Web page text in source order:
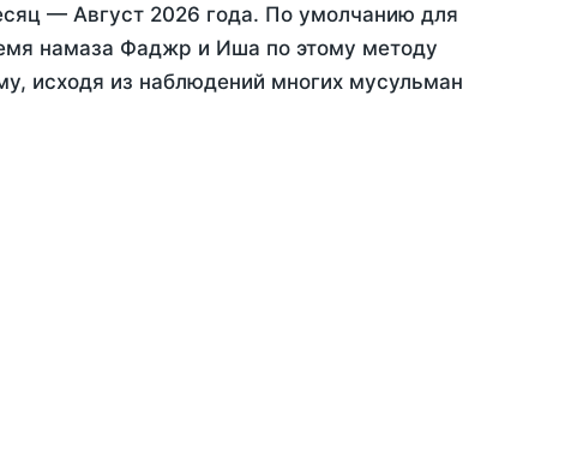
— Август 2026 года. По умолчанию для
намаза Фаджр и Иша по этому методу
исходя из наблюдений многих мусульман